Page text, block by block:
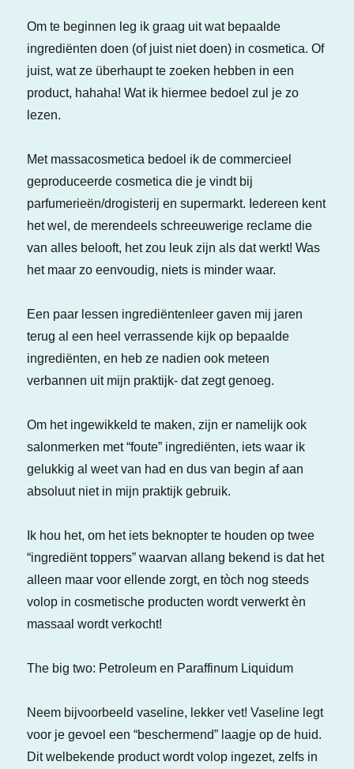
Om te beginnen leg ik graag uit wat bepaalde
ingrediënten doen (of juist niet doen) in cosmetica. Of
juist, wat ze überhaupt te zoeken hebben in een
product, hahaha! Wat ik hiermee bedoel zul je zo
lezen.
Met massacosmetica bedoel ik de commercieel
geproduceerde cosmetica die je vindt bij
parfumerieën/drogisterij en supermarkt. Iedereen kent
het wel, de merendeels schreeuwerige reclame die
van alles belooft, het zou leuk zijn als dat werkt! Was
het maar zo eenvoudig, niets is minder waar.
Een paar lessen ingrediëntenleer gaven mij jaren
terug al een heel verrassende kijk op bepaalde
ingrediënten, en heb ze nadien ook meteen
verbannen uit mijn praktijk- dat zegt genoeg.
Om het ingewikkeld te maken, zijn er namelijk ook
salonmerken met “foute” ingrediënten, iets waar ik
gelukkig al weet van had en dus van begin af aan
absoluut niet in mijn praktijk gebruik.
Ik hou het, om het iets beknopter te houden op twee
“ingrediënt toppers” waarvan allang bekend is dat het
alleen maar voor ellende zorgt, en tòch nog steeds
volop in cosmetische producten wordt verwerkt èn
massaal wordt verkocht!
The big two: Petroleum en Paraffinum Liquidum
Neem bijvoorbeeld vaseline, lekker vet! Vaseline legt
voor je gevoel een “beschermend” laagje op de huid.
Dit welbekende product wordt volop ingezet, zelfs in